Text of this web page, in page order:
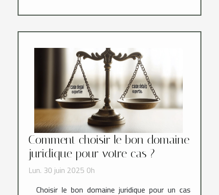
Comment choisir le bon domaine
juridique pour votre cas ?
Lun. 30 juin 2025 0h
Choisir le bon domaine juridique pour un cas